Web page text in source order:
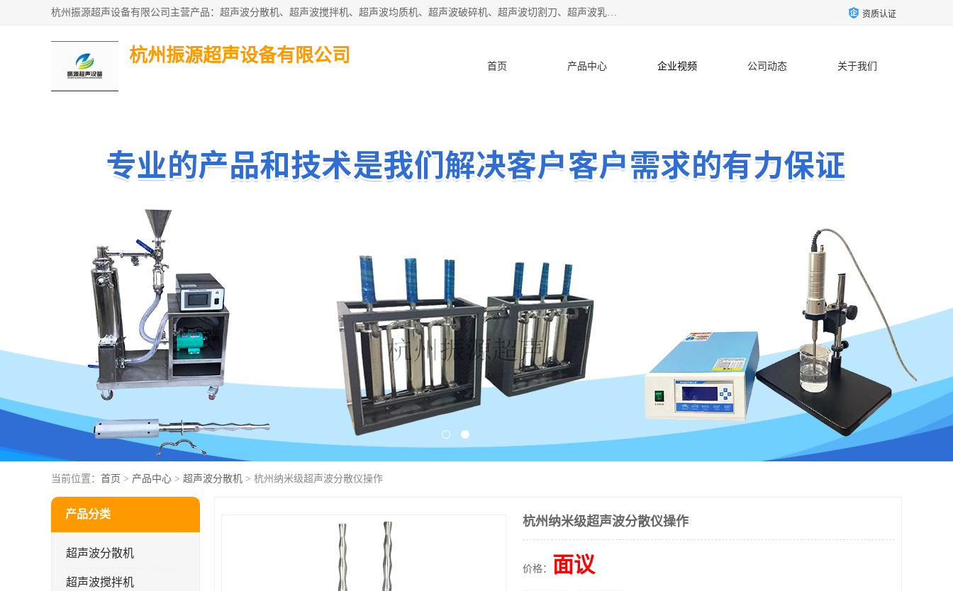
杭州振源超声设备有限公司主营产品：超声波分散机、超声波搅拌机、超声波均质机、超声波破碎机、超声波切割刀、超声波乳化机、超声波提取机、超声波振动棒等设备。秉承诚信经营、品质至上的服务宗旨，与多家企业建立了长期的合作关系。公司坚持以质量赢市场，以服务赢客户，始终以客户利益为中心。 资质认证
杭州振源超声设备有限公司
首页 产品中心 企业视频 公司动态 关于我们
当前位置： 首页 > 产品中心 > 超声波分散机 > 杭州纳米级超声波分散仪操作
产品分类
超声波分散机
超声波搅拌机
杭州纳米级超声波分散仪操作
价格： 面议